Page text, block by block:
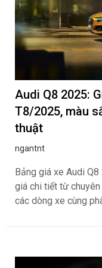
Audi Q8 2025:
T8/2025, màu
thuật
ngantnt
Bảng giá xe Audi
giá chi tiết từ
các dòng xe cùng